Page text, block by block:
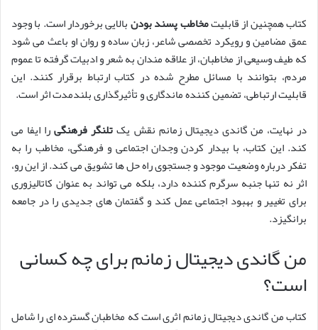
کتاب همچنین از قابلیتمخاطب پسند بودنبالایی برخوردار است. با وجود
عمق مضامین و رویکرد تخصصی شاعر، زبان ساده و روان او باعث می شود
که طیف وسیعی از مخاطبان، از علاقه مندان به شعر و ادبیات گرفته تا عموم
مردم، بتوانند با مسائل مطرح شده در کتاب ارتباط برقرار کنند. این
قابلیت ارتباطی، تضمین کننده ماندگاری و تأثیرگذاری بلندمدت اثر است.
در نهایت، من گاندی دیجیتال زمانم نقش یکتلنگر فرهنگیرا ایفا می
کند. این کتاب، با بیدار کردن وجدان اجتماعی و فرهنگی، مخاطب را به
تفکر درباره وضعیت موجود و جستجوی راه حل ها تشویق می کند. از این رو،
اثر نه تنها جنبه سرگرم کننده دارد، بلکه می تواند به عنوان کاتالیزوری
برای تغییر و بهبود اجتماعی عمل کند و گفتمان های جدیدی را در جامعه
برانگیزد.
من گاندی دیجیتال زمانم برای چه کسانی
است؟
کتاب من گاندی دیجیتال زمانم اثری است که مخاطبان گسترده ای را شامل